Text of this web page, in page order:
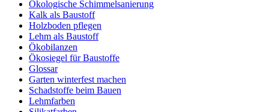
Ökologische Schimmelsanierung
Kalk als Baustoff
Holzboden pflegen
Lehm als Baustoff
Ökobilanzen
Ökosiegel für Baustoffe
Glossar
Garten winterfest machen
Schadstoffe beim Bauen
Lehmfarben